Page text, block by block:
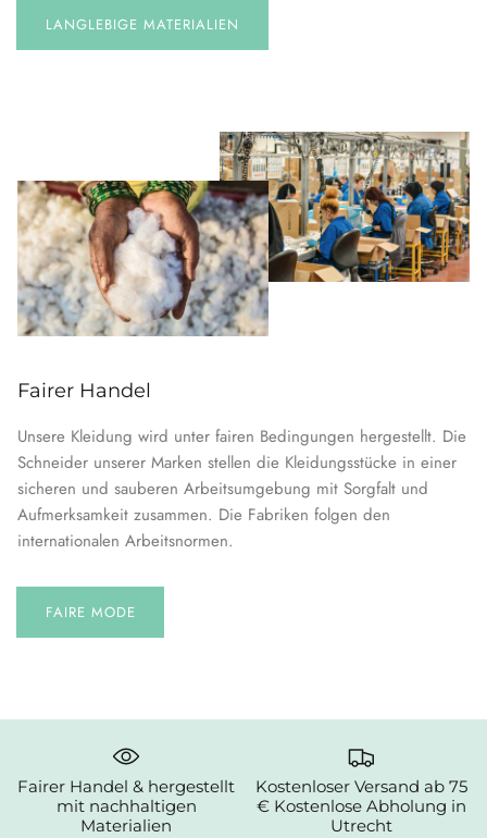
LANGLEBIGE MATERIALIEN
Fairer Handel
Unsere Kleidung wird unter fairen Bedingungen hergestellt. Die
Schneider unserer Marken stellen die Kleidungsstücke in einer
sicheren und sauberen Arbeitsumgebung mit Sorgfalt und
Aufmerksamkeit zusammen. Die Fabriken folgen den
internationalen Arbeitsnormen.
FAIRE MODE
Fairer Handel & hergestellt
mit nachhaltigen
Materialien
Kostenloser Versand ab 75
€ Kostenlose Abholung in
Utrecht